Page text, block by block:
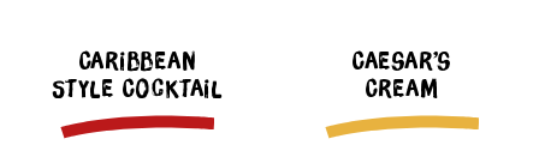
Caribbean
Style Cocktail
Caesar’s
Cream